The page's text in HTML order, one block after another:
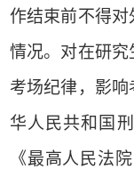
作结束前不得
情况。对在研究
考场纪律，影
华人民共和国
《最高人民法院